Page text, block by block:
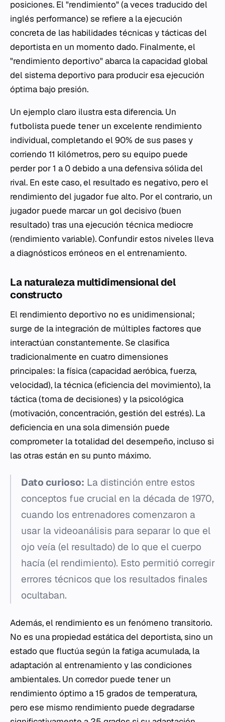
posiciones. El "rendimiento" (a veces traducido del
inglés performance) se refiere a la ejecución
concreta de las habilidades técnicas y tácticas del
deportista en un momento dado. Finalmente, el
"rendimiento deportivo" abarca la capacidad global
del sistema deportivo para producir esa ejecución
óptima bajo presión.
Un ejemplo claro ilustra esta diferencia. Un
futbolista puede tener un excelente rendimiento
individual, completando el 90% de sus pases y
corriendo 11 kilómetros, pero su equipo puede
perder por 1 a 0 debido a una defensiva sólida del
rival. En este caso, el resultado es negativo, pero el
rendimiento del jugador fue alto. Por el contrario, un
jugador puede marcar un gol decisivo (buen
resultado) tras una ejecución técnica mediocre
(rendimiento variable). Confundir estos niveles lleva
a diagnósticos erróneos en el entrenamiento.
La naturaleza multidimensional del
constructo
El rendimiento deportivo no es unidimensional;
surge de la integración de múltiples factores que
interactúan constantemente. Se clasifica
tradicionalmente en cuatro dimensiones
principales: la física (capacidad aeróbica, fuerza,
velocidad), la técnica (eficiencia del movimiento), la
táctica (toma de decisiones) y la psicológica
(motivación, concentración, gestión delestrés). La
deficiencia en una sola dimensión puede
comprometer la totalidad del desempeño, incluso si
las otras están en su punto máximo.
Dato curioso: La distinción entre estos
conceptos fue crucial en la década de 1970,
cuando los entrenadores comenzaron a
usar la videoanálisis para separar lo que el
ojo veía (el resultado) de lo que el cuerpo
hacía (el rendimiento). Esto permitió corregir
errores técnicos que los resultados finales
ocultaban.
Además, el rendimiento es un fenómeno transitorio.
No es una propiedad estática del deportista, sino un
estado que fluctúa según la fatiga acumulada, la
adaptación al entrenamiento y las condiciones
ambientales. Un corredor puede tener un
rendimiento óptimo a 15 grados de temperatura,
pero ese mismo rendimiento puede degradarse